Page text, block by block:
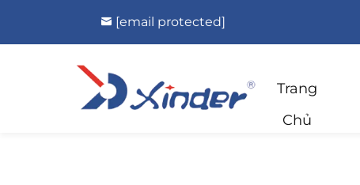
[email protected]
Trang
Chủ